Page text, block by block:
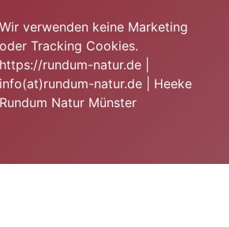
Wir verwenden keine Marketing
oder Tracking Cookies.
https://rundum-natur.de |
info(at)rundum-natur.de | Heeke
Rundum Natur Münster